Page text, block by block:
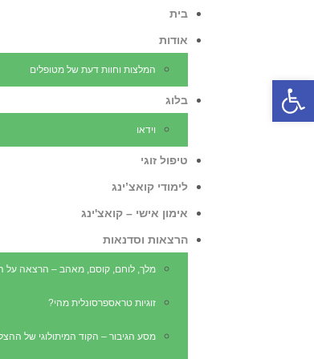
בית
אודות
המלצות וחוות דעת של מטופלים
בלוג
וידאו
טיפול זוגי
לימודי קואצ’ינג
אימון אישי – קואצ'ינג
הרצאות וסדנאות
מלך, לוחם, קוסם, מאהב – הרצאה על
זוגיות טראספרסונלית מהי?
מסע הגיבור – הקוד המיתולוגי של
פתח סרגל נגישות